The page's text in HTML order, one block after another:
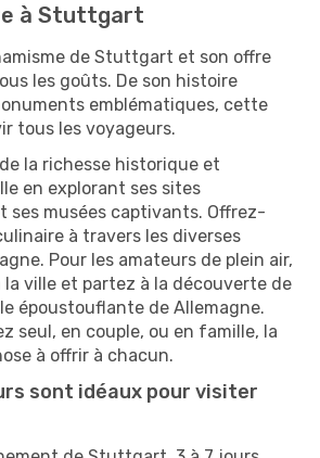
à Stuttgart
de Stuttgart et son offre
les goûts. De son histoire
emblématiques, cette
tous les voyageurs.
la richesse historique et
en explorant ses sites
ses musées captivants. Offrez-
à travers les diverses
Pour les amateurs de plein air,
la ville et partez à la découverte de
époustouflante de Allemagne.
seul, en couple, ou en famille, la
à offrir à chacun.
sont idéaux pour visiter